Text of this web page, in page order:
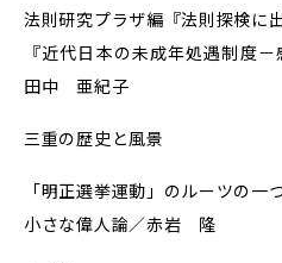
法則研究プラザ編『法則探検
『近代日本の未成年処遇制度
田中 亜紀子
三重の歴史と風景
「明正選挙運動」のルーツの
小さな偉人論／赤岩 隆